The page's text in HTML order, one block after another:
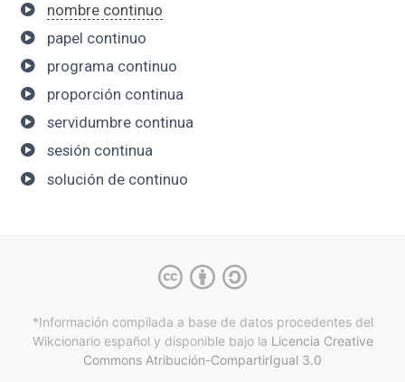
nombre continuo
papel continuo
programa continuo
proporción continua
servidumbre continua
sesión continua
solución de continuo
*Información compilada a base de datos procedentes del
Wikcionario español y disponible bajo la Licencia Creative
Commons Atribución-CompartirIgual 3.0